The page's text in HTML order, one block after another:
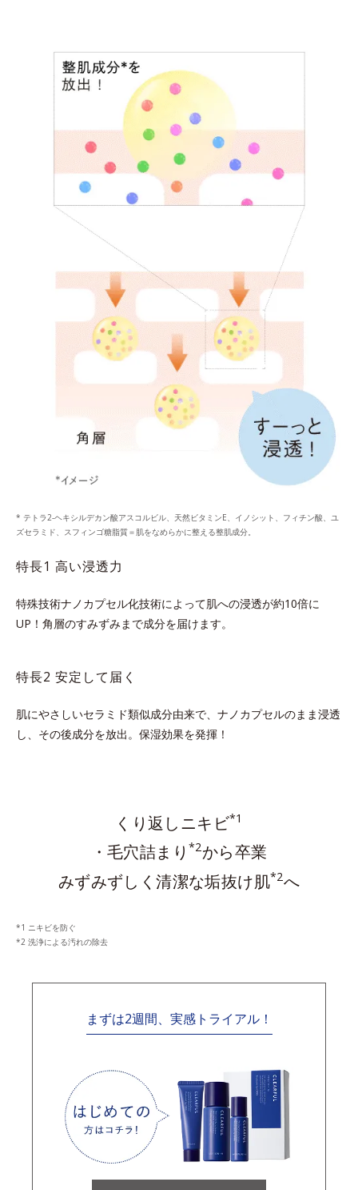
* テトラ2-ヘキシルデカン酸アスコルビル、天然ビタミンE、イノシット、フィチン酸、ユ
ズセラミド、スフィンゴ糖脂質＝肌をなめらかに整える整肌成分。
特長1 高い浸透力
特殊技術ナノカプセル化技術によって肌への浸透が約10倍に
UP！ 角層のすみずみまで成分を届けます。
特長2 安定して届く
肌にやさしいセラミド類似成分由来で、ナノカプセルのまま浸透
し、その後成分を放出。保湿効果を発揮！
くり返しニキビ*1
・毛穴詰まり *2から卒業
みずみずしく清潔な垢抜け肌*2へ
ニキビを防ぐ
洗浄による汚れの除去
まずは2週間、実感トライアル！